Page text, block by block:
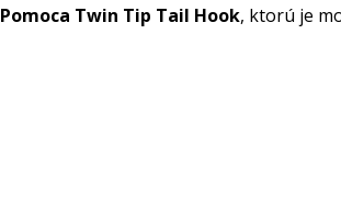
Pomoca Twin Tip Tail Hook, ktorú je